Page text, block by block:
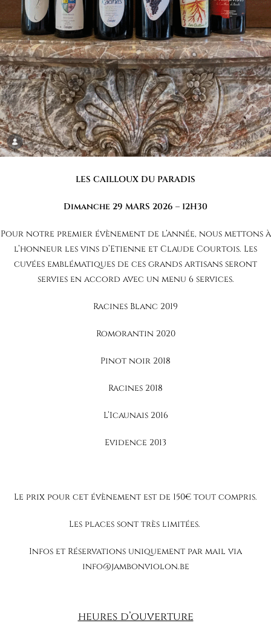
LES CAILLOUX DU PARADIS
Dimanche 29 MARS 2026 – 12H30
Pour notre premier évènement de l’année, nous mettons à
l’honneur les vins d’Etienne et Claude Courtois. Les
cuvées emblématiques de ces grands artisans seront
servies en accord avec un menu 6 services.
Racines Blanc 2019
Romorantin 2020
Pinot noir 2018
Racines 2018
L’Icaunais 2016
Evidence 2013
Le prix pour cet évènement est de 150€ tout compris.
Les places sont très limitées.
Infos et Réservations uniquement par mail via
info@jambonviolon.be
heures d’ouverture